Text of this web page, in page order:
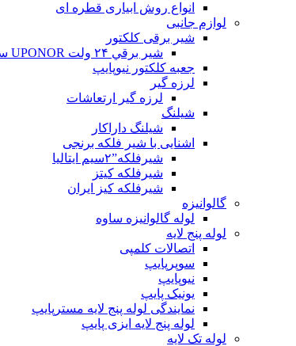
انواع روش ابیاری قطره ای
لوازم جانبی
شیر برقی کلکتور
شير برقي ۲۴ ولت UPONOR سوپرپکس
جعبه کلکتور نیوپایپ
لرزه گیر
لرزه گیر ارتعاشات
شیلنگ
شیلنگ داراکار
اشنایی با شیر فلکه برنجی
شیرفلکه”۲سیم ایتالیا
شیرفلکه کیتز
شیرفلکه کیز ایران
گالوانیزه
لوله گالوانیزه ساوه
لوله پنج لایه
اتصالات کلمپی
سوپرپایپ
نیوپایپ
یونیک پایپ
نمایندگی لوله پنج لایه مسترپایپ
لوله پنج لایه ایزی پایپ
لوله تک لایه